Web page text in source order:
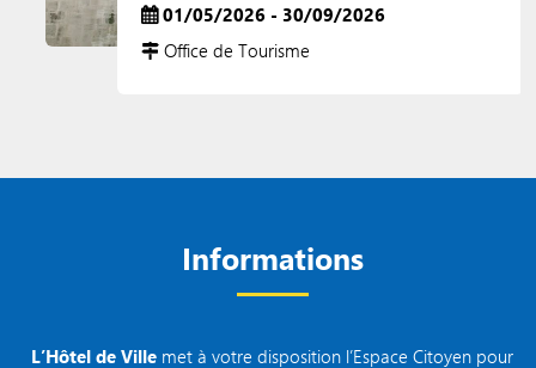
01/05/2026 - 30/09/2026
Office de Tourisme
Informations
L’Hôtel de Ville met à votre disposition l’Espace Citoyen pour